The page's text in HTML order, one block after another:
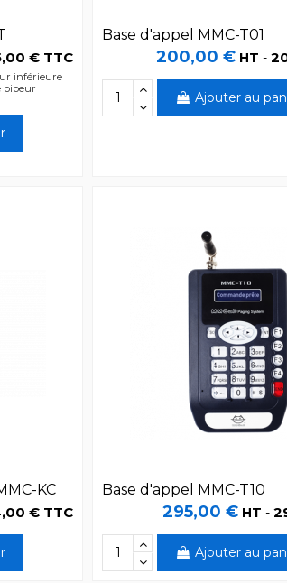
€ TTC
inférieure
bipeur
Base d'appel MMC-T01
200,00 € HT -
Ajouter au
KC
€ TTC
Base d'appel MMC-T10
295,00 € HT -
Ajouter au